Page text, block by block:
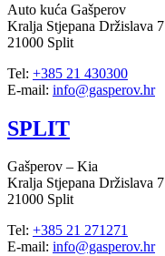
Auto kuća Gašperov
Kralja Stjepana Držislava 7
21000 Split
Tel: +385 21 430300
E-mail: info@gasperov.hr
SPLIT
Gašperov – Kia
Kralja Stjepana Držislava 7
21000 Split
Tel: +385 21 271271
E-mail: info@gasperov.hr